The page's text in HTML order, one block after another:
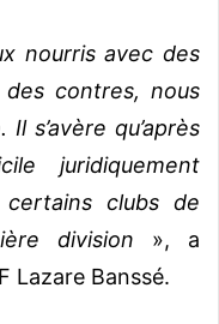
nourris avec des
contres, nous
s’avère qu’après
juridiquement
clubs de
division », a
Lazare Banssé.